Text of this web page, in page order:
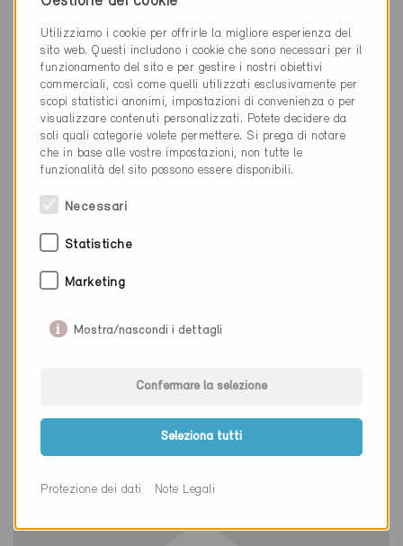
Ermatingen 8272
Utilizziamo i cookie per offrirle la migliore esperienza del
sito web. Questi includono i cookie che sono necessari per il
funzionamento del sito e per gestire i nostri obiettivi
commerciali, così come quelli utilizzati esclusivamente per
scopi statistici anonimi, impostazioni di convenienza o per
visualizzare contenuti personalizzati. Potete decidere da
soli quali categorie volete permettere. Si prega di notare
che in base alle vostre impostazioni, non tutte le
funzionalità del sito possono essere disponibili.
Necessari
Statistiche
Marketing
Mostra/nascondi i dettagli
Confermare la selezione
Seleziona tutti
Protezione dei dati Note Legali